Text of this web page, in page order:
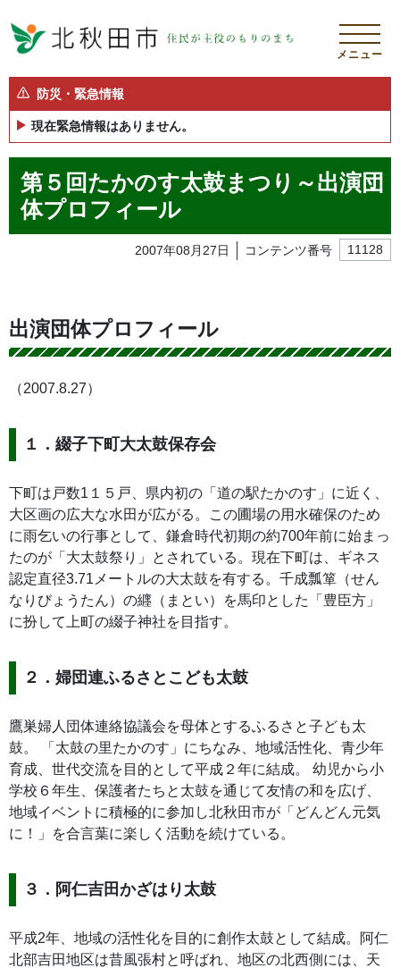
メニュー
防災・緊急情報
現在緊急情報はありません。
第５回たかのす太鼓まつり～出演団
体プロフィール
2007年08月27日 コンテンツ番号 11128
出演団体プロフィール
（2007.8.27）
１．綴子下町大太鼓保存会
下町は戸数1１５戸、県内初の「道の駅たかのす」に近く、
大区画の広大な水田が広がる。この圃場の用水確保のため
に雨乞いの行事として、鎌倉時代初期の約700年前に始まっ
たのが「大太鼓祭り」とされている。現在下町は、ギネス
認定直径3.71メートルの大太鼓を有する。千成瓢箪（せん
なりびょうたん）の纒（まとい）を馬印とした「豊臣方」
に扮して上町の綴子神社を目指す。
２．婦団連ふるさとこども太鼓
鷹巣婦人団体連絡協議会を母体とするふるさと子ども太
鼓。 「太鼓の里たかのす」にちなみ、地域活性化、青少年
育成、世代交流を目的として平成２年に結成。 幼児から小
学校６年生、保護者たちと太鼓を通じて友情の和を広げ、
地域イベントに積極的に参加し北秋田市が「どんどん元気
に！」を合言葉に楽しく活動を続けている。
３．阿仁吉田かざはり太鼓
平成2年、地域の活性化を目的に創作太鼓として結成。阿仁
北部吉田地区は昔風張村と呼ばれ、地区の北西側には、天